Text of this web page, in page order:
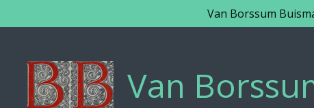
Van Borssum
Van